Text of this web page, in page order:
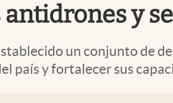
antidrones y
un conjunto de
país y fortalecer sus